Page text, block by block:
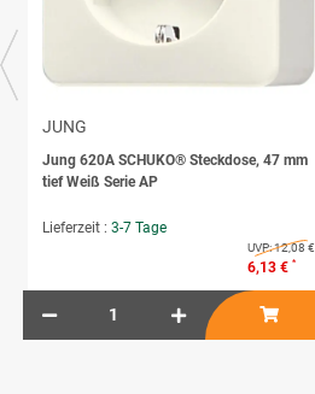
JUNG
Jung 620A SCHUKO® Steckdose, 47 mm
tief Weiß Serie AP
Lieferzeit : 3-7 Tage
UVP:12,08 €
6,13 € *